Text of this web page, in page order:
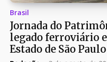
Brasil
Jornada do
legado ferroviário
Estado de São Paulo